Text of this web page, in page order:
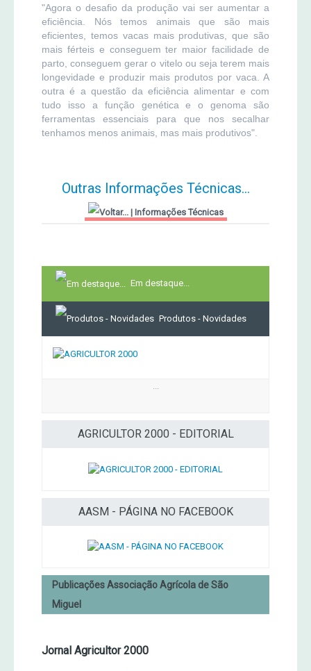
"Agora o desafio da produção vai ser aumentar a
eficiência. Nós temos animais que são mais
eficientes, temos vacas mais produtivas, que são
mais férteis e conseguem ter maior facilidade de
parto, conseguem gerar o vitelo ou seja terem mais
longevidade e produzir mais produtos por vaca. A
outra é a questão da eficiência alimentar e com
tudo isso a função genética e o genoma são
ferramentas essenciais para que nos secalhar
tenhamos menos animais, mas mais produtivos".
Outras Informações Técnicas...
| Informações Técnicas
Em destaque...
Produtos - Novidades
...
AGRICULTOR 2000 - EDITORIAL
AASM - PÁGINA NO FACEBOOK
Publicações Associação Agrícola de São
Miguel
Jornal Agricultor 2000